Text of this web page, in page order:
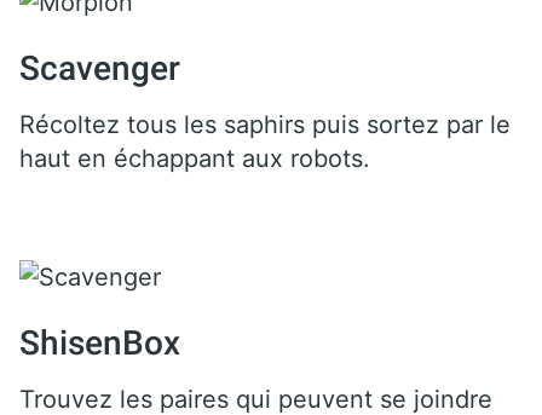
Scavenger
Récoltez tous les saphirs puis sortez par le
haut en échappant aux robots.
ShisenBox
Trouvez les paires qui peuvent se joindre